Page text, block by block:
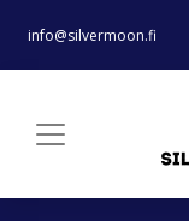
info@silvermoon.fi